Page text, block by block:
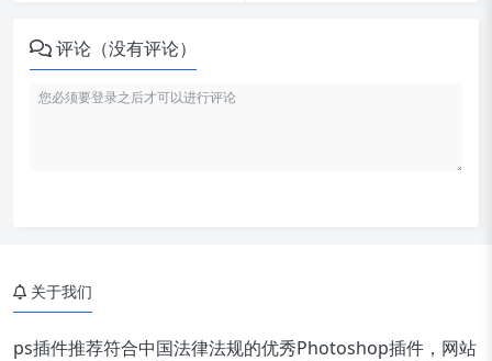
评论（没有评论）
关于我们
ps插件推荐符合中国法律法规的优秀Photoshop插件，网站